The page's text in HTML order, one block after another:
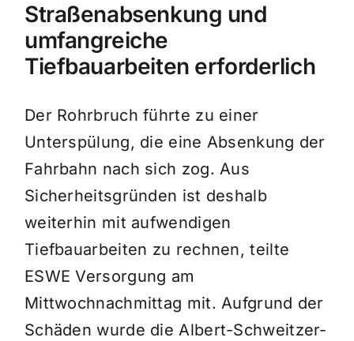
Straßenabsenkung und
umfangreiche
Tiefbauarbeiten erforderlich
Der Rohrbruch führte zu einer
Unterspülung, die eine Absenkung der
Fahrbahn nach sich zog. Aus
Sicherheitsgründen ist deshalb
weiterhin mit aufwendigen
Tiefbauarbeiten zu rechnen, teilte
ESWE Versorgung am
Mittwochnachmittag mit. Aufgrund der
Schäden wurde die Albert-Schweitzer-